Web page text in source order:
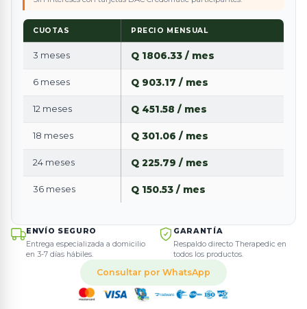
CUOTAS PRECIO MENSUAL
3 meses Q 1806.33 / mes
6 meses Q 903.17 / mes
12 meses Q 451.58 / mes
18 meses Q 301.06 / mes
24 meses Q 225.79 / mes
36 meses Q 150.53 / mes
ENVÍO SEGURO
Entrega especializada a domicilio
en 3-7 días hábiles.
GARANTÍA
Respaldo directo Therapedic en
todos los productos.
Consultar por WhatsApp